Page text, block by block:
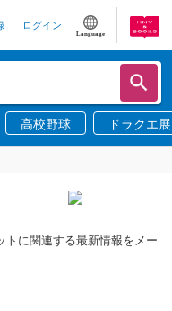
ログイン
Language
高校野球 ドラクエ展
トに関連する最新情報をメー